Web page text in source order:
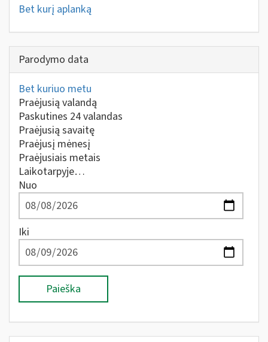
Bet kurį aplanką
Parodymo data
Bet kuriuo metu
Praėjusią valandą
Paskutines 24 valandas
Praėjusią savaitę
Praėjusį mėnesį
Praėjusiais metais
Laikotarpyje…
Nuo
Iki
Paieška